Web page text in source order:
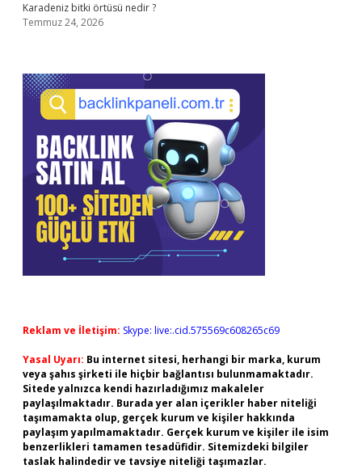
Karadeniz bitki örtüsü nedir ?
Temmuz 24, 2026
Reklam ve İletişim: Skype: live:.cid.575569c608265c69
Yasal Uyarı: Bu internet sitesi, herhangi bir marka, kurum
veya şahıs şirketi ile hiçbir bağlantısı bulunmamaktadır.
Sitede yalnızca kendi hazırladığımız makaleler
paylaşılmaktadır. Burada yer alan içerikler haber niteliği
taşımamakta olup, gerçek kurum ve kişiler hakkında
paylaşım yapılmamaktadır. Gerçek kurum ve kişiler ile isim
benzerlikleri tamamen tesadüfidir. Sitemizdeki bilgiler
taslak halindedir ve tavsiye niteliği taşımazlar.